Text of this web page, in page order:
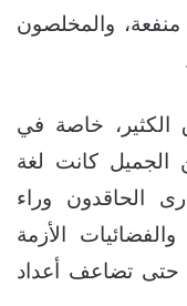
والمخلصون
الكثير، خاصة في
الجميل كانت لغة
الحاقدون وراء
الأزمة
حتى تضاعف أعداد